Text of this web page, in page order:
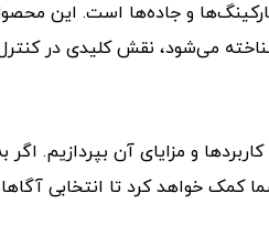
و جاده‌ها است. این
می‌شود، نقشکلیدی در
کاربردها و مزایای آن بپردازیم. اگر
کمک خواهدکرد تا انتخابی